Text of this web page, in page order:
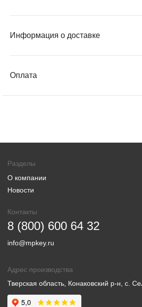
Информация о доставке
Оплата
Разделы
О компании
Новости
Контакты
8 (800) 600 64 32
info@mpkey.ru
Адрес производства
Тверская область, Конаковский р-н, с.